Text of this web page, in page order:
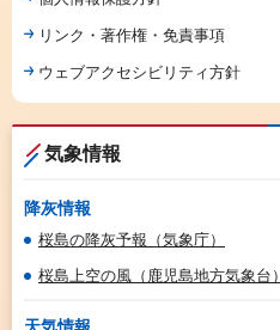
リンク・著作権・免責事項
ウェブアクセシビリティ方針
気象情報
降灰情報
桜島の降灰予報（気象庁）
桜島上空の風（鹿児島地方気象台）
天気情報